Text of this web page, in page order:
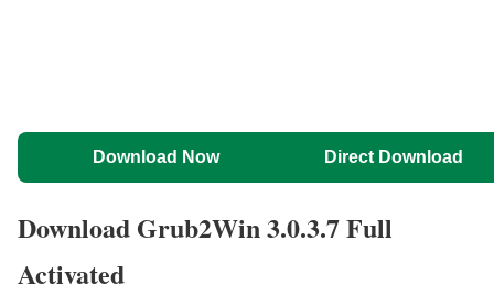
Download Now Direct Download
Download Grub2Win 3.0.3.7 Full
Activated